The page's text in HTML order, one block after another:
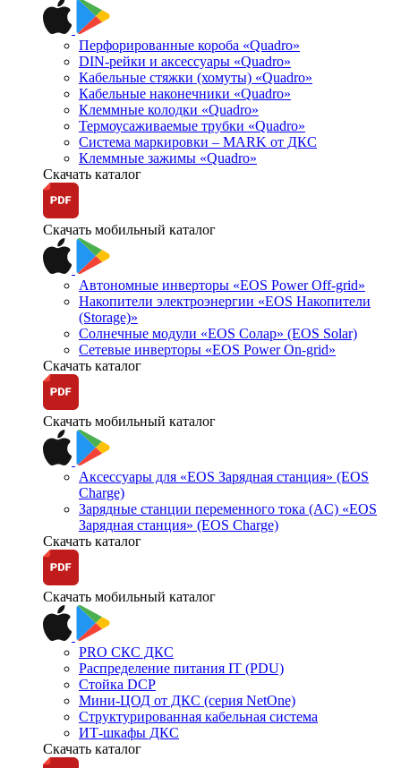
Перфорированные короба «Quadro»
DIN-рейки и аксессуары «Quadro»
Кабельные стяжки (хомуты) «Quadro»
Кабельные наконечники «Quadro»
Клеммные колодки «Quadro»
Термоусаживаемые трубки «Quadro»
Система маркировки – MARK от ДКС
Клеммные зажимы «Quadro»
Скачать каталог
Скачать мобильный каталог
Автономные инверторы «EOS Power Off-grid»
Накопители электроэнергии «EOS Накопители
(Storage)»
Солнечные модули «EOS Солар» (EOS Solar)
Сетевые инверторы «EOS Power On-grid»
Скачать каталог
Скачать мобильный каталог
Аксессуары для «EOS Зарядная станция» (EOS
Charge)
Зарядные станции переменного тока (AC) «EOS
Зарядная станция» (EOS Charge)
Скачать каталог
Скачать мобильный каталог
PRO СКС ДКС
Распределение питания IT (PDU)
Стойка DCP
Мини-ЦОД от ДКС (серия NetOne)
Структурированная кабельная система
ИТ-шкафы ДКС
Скачать каталог